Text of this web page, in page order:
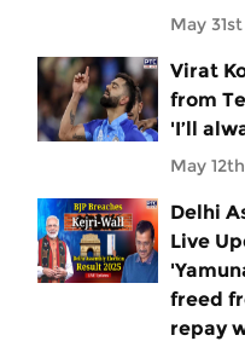
May
Virat
from
'I’ll
May
Delhi
Live
freed
repay